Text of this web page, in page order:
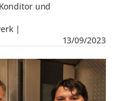
und
|
13/09/2023